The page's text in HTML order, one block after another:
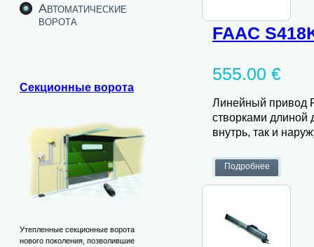
Автоматические
ворота
Секционные ворота
Утепленные секционные ворота
нового поколения, позволившие
FAAC
555.00 €
Линейный привод
створками длиной
внутрь, так и